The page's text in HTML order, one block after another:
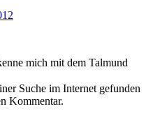
mich mit dem Talmund
Suche im Internet gefunden
Kommentar.